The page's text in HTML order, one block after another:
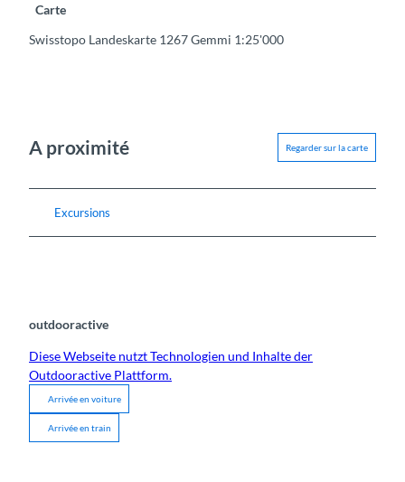
Carte
Swisstopo Landeskarte 1267 Gemmi 1:25'000
A proximité Regarder sur la carte
Excursions
outdooractive
Diese Webseite nutzt Technologien und Inhalte der
Outdooractive Plattform.
Arrivée en voiture
Arrivée en train